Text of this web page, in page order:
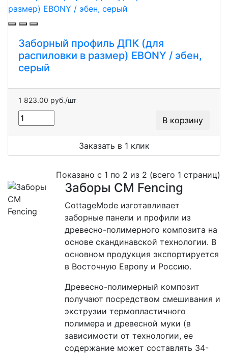
Заборный профиль ДПК (для
распиловки в размер) EBONY / эбен,
серый
1 823.00 руб./шт
В корзину
Заказать в 1 клик
Показано с 1 по 2 из 2 (всего 1 страниц)
Заборы CM Fencing
CottageMode изготавливает
заборные панели и профили из
древесно-полимерного композита на
основе скандинавской технологии. В
основном продукция экспортируется
в Восточную Европу и Россию.
Древесно-полимерный композит
получают посредством смешивания и
экструзии термопластичного
полимера и древесной муки (в
зависимости от технологии, ее
содержание может составлять 34-